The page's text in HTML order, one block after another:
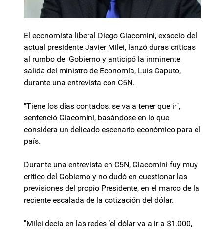
El economista liberal Diego Giacomini, exsocio del
actual presidente Javier Milei, lanzó duras críticas
al rumbo del Gobierno y anticipó la inminente
salida del ministro de Economía, Luis Caputo,
durante una entrevista con C5N.
"Tiene los días contados, se va a tener que ir",
sentenció Giacomini, basándose en lo que
considera un delicado escenario económico para el
país.
Durante una entrevista en C5N, Giacomini fuy muy
crítico del Gobierno y no dudó en cuestionar las
previsiones del propio Presidente, en el marco de la
reciente escalada de la cotización del dólar.
"Milei decía en las redes ‘el dólar va a ir a $1.000,